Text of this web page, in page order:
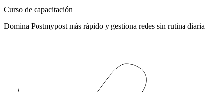
Curso de capacitación
Domina Postmypost más rápido y gestiona redes sin rutina diaria